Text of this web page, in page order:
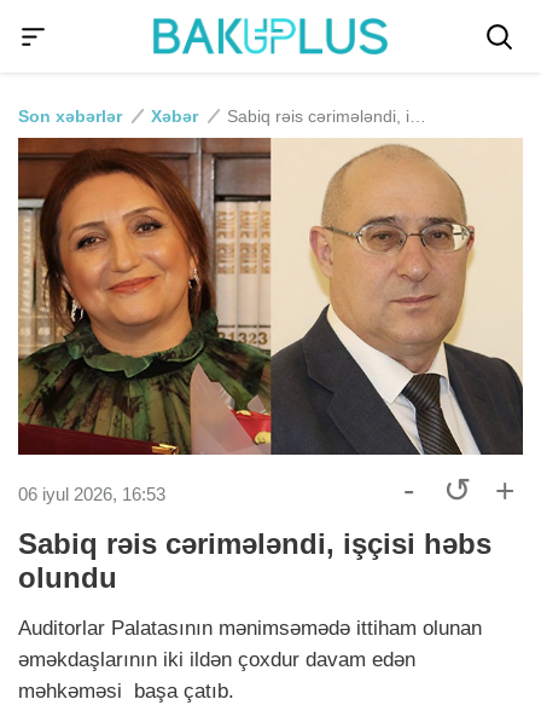
Son xəbərlər Xəbər
06 iyul 2026, 16:53 - ↺ +
Sabiq rəis cərimələndi, işçisi həbs
olundu
Auditorlar Palatasının mənimsəmədə ittiham olunan
əməkdaşlarının iki ildən çoxdur davam edən
məhkəməsi
başa çatıb.